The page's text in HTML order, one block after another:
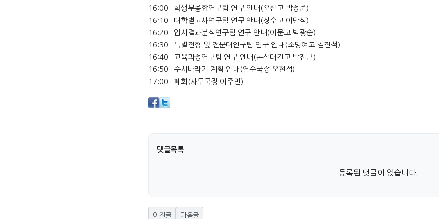
16:00 : 학생부종합연구팀 연구 안내(오산고 박정준)
16:10 : 대학별고사연구팀 연구 안내(성수고 이만석)
16:20 : 입시결과분석연구팀 연구 안내(이문고 박광순)
16:30 : 특별전형 및 전문대연구팀 연구 안내(소명여고 김진석)
16:40 : 교육과정연구팀 연구 안내(논산대건고 박진근)
16:50 : 수시바라기 계획 안내(연수국장 오현석)
17:00 : 폐회(사무국장 이주민)
댓글목록
등록된 댓글이 없습니다.
이전글 다음글